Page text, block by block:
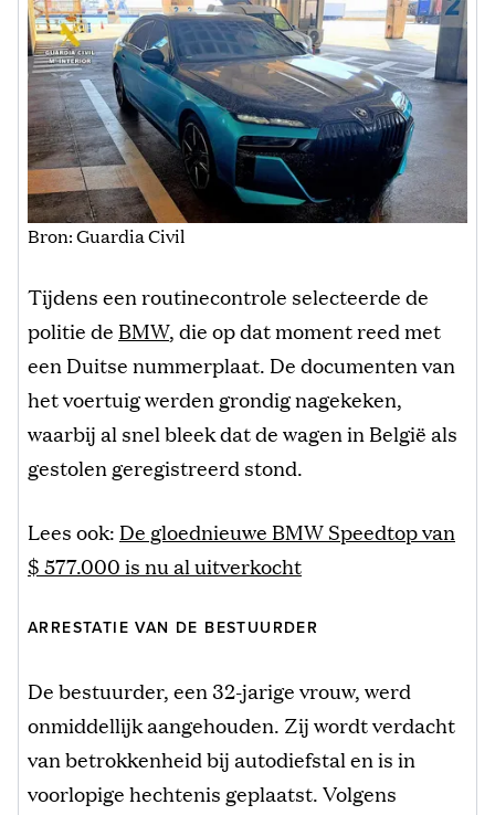
Bron: Guardia Civil
Tijdens een routinecontrole selecteerde de
politie de BMW, die op dat moment reed met
een Duitse nummerplaat. De documenten van
het voertuig werden grondig nagekeken,
waarbij al snel bleek dat de wagen in België als
gestolen geregistreerd stond.
Lees ook: De gloednieuwe BMW Speedtop van
$ 577.000 is nu al uitverkocht
ARRESTATIE VAN DE BESTUURDER
De bestuurder, een 32-jarige vrouw, werd
onmiddellijk aangehouden. Zij wordt verdacht
van betrokkenheid bij autodiefstal en is in
voorlopige hechtenis geplaatst. Volgens